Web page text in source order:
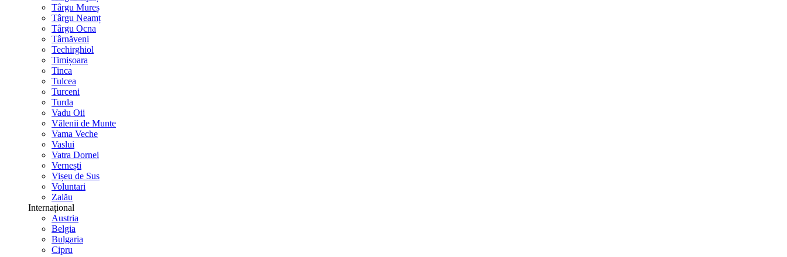
Târgu Mureș
Târgu Neamț
Târgu Ocna
Târnăveni
Techirghiol
Timișoara
Tinca
Tulcea
Turceni
Turda
Vadu Oii
Vălenii de Munte
Vama Veche
Vaslui
Vatra Dornei
Vernești
Vișeu de Sus
Voluntari
Zalău
Internațional
Austria
Belgia
Bulgaria
Cipru